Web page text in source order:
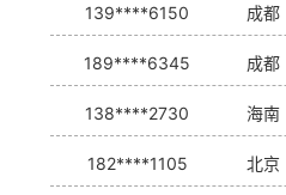
139****6150 成都
189****6345 成都
138****2730 海南
182****1105 北京